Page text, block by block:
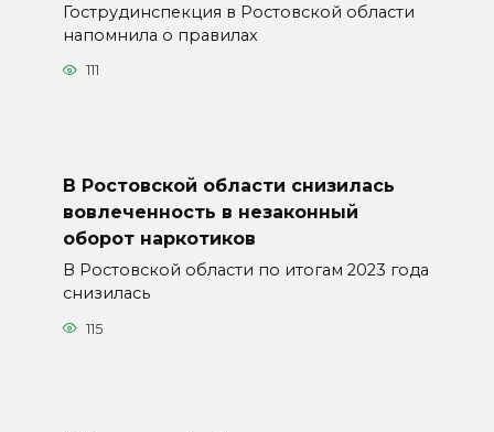
Гострудинспекция в Ростовской области
напомнила о правилах
111
В Ростовской области снизилась
вовлеченность в незаконный
оборот наркотиков
В Ростовской области по итогам 2023 года
снизилась
115